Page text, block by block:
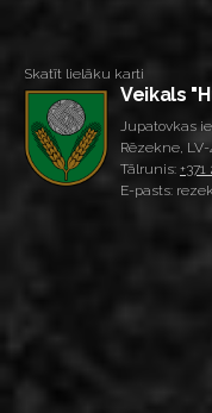
Skatīt lielāku karti
Veikals
Jupatovkas
Rēzekne, LV-
Tālrunis: +371
E-pasts: